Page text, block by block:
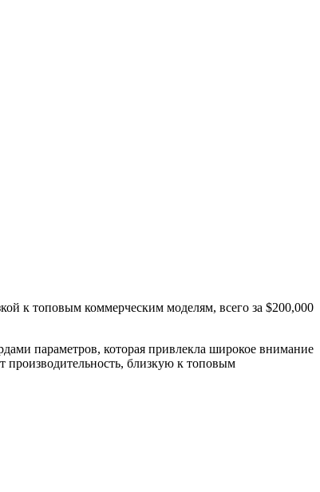
к топовым коммерческим моделям, всего за $200,000
параметров, которая привлекла широкое внимание
производительность, близкую к топовым